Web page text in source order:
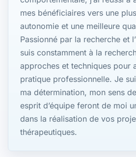
mes bénéficiaires vers une
autonomie et une meilleure
Passionné par la recherche et
suis constamment à la
approches et techniques pour
pratique professionnelle. Je
ma détermination, mon sens
esprit d’équipe feront de moi
dans la réalisation de vos
thérapeutiques.